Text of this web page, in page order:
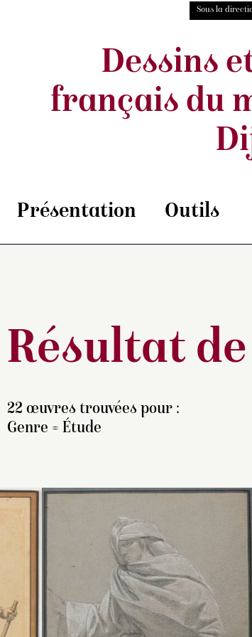
Sous la
Dessins
français du
Présentation Outils
Résultat
22 œuvres trouvées pour :
Genre = Étude
Selon M. Magnin, ce
dessin, ainsi que le
DF 232/1et le1938 DF
232/2, proviennent de la
collection de Odevaere,